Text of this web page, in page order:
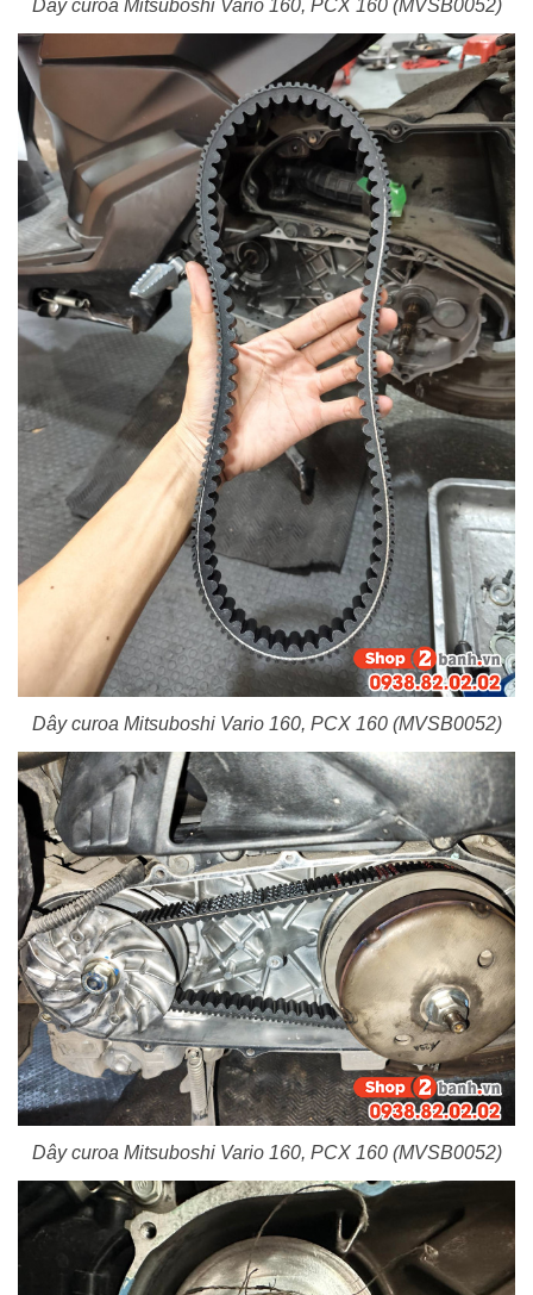
Dây curoa Mitsuboshi Vario 160, PCX 160 (MVSB0052)
Dây curoa Mitsuboshi Vario 160, PCX 160 (MVSB0052)
Dây curoa Mitsuboshi Vario 160, PCX 160 (MVSB0052)